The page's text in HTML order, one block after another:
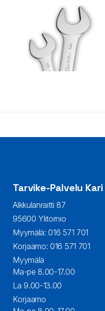
Tarvike-Palvelu
Alkkulanraitti 87
95600 Ylitornio
Myymälä:016 571 701
Korjaamo:016 571 701
Myymälä
Ma-pe 8.00-17.00
La 9.00-13.00
Korjaamo